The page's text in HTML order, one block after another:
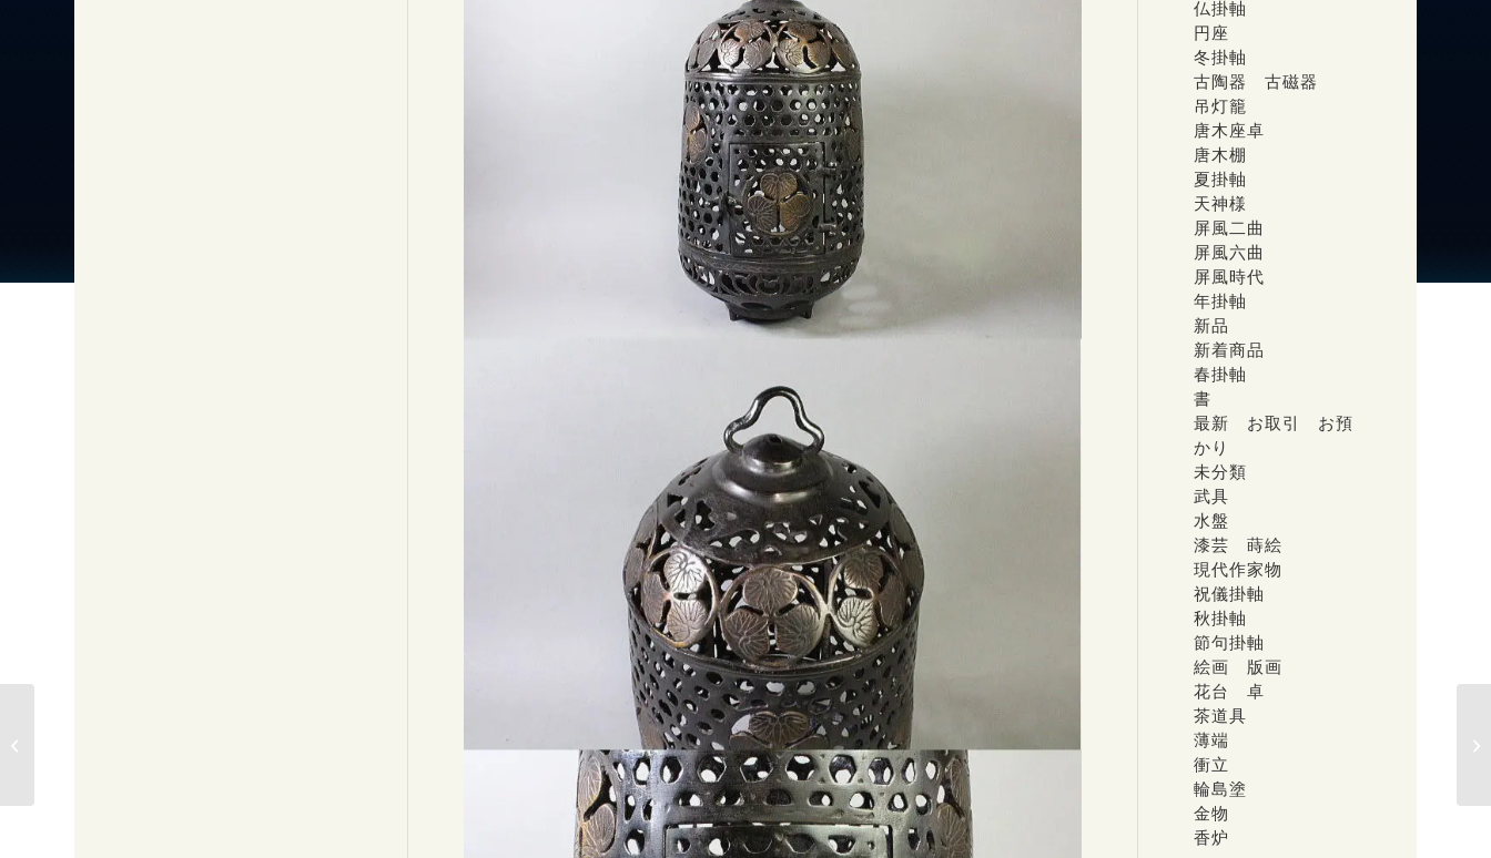
仏掛軸
円座
冬掛軸
古陶器 古磁器
吊灯籠
唐木座卓
唐木棚
夏掛軸
天神様
屏風二曲
屏風六曲
屏風時代
年掛軸
新品
新着商品
春掛軸
書
最新 お取引 お預
かり
未分類
武具
水盤
漆芸 蒔絵
現代作家物
祝儀掛軸
秋掛軸
節句掛軸
絵画 版画
花台 卓
茶道具
薄端
衝立
輪島塗
金物
香炉